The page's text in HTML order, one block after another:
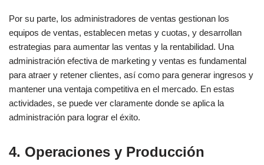
Por su parte, los administradores de ventas gestionan los
equipos de ventas, establecen metas y cuotas, y desarrollan
estrategias para aumentar las ventas y la rentabilidad. Una
administración efectiva de marketing y ventas es fundamental
para atraer y retener clientes, así como para generar ingresos y
mantener una ventaja competitiva en el mercado. En estas
actividades, se puede ver claramente donde se aplica la
administración para lograr el éxito.
4. Operaciones y Producción